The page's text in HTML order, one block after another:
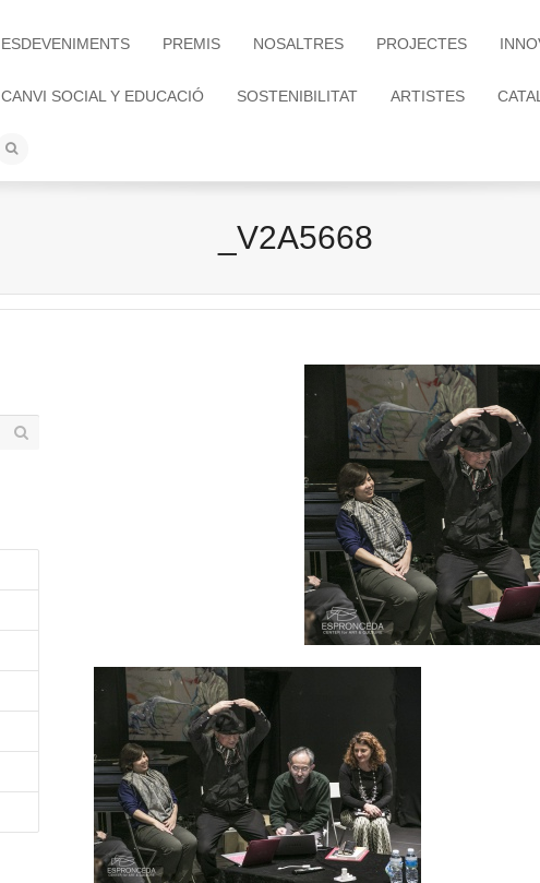
ESDEVENIMENTS PREMIS NOSALTRES PROJECTES
CANVI SOCIAL Y EDUCACIÓ SOSTENIBILITAT ARTISTES
_V2A5668